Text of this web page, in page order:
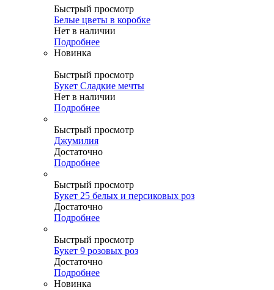
Быстрый просмотр
Белые цветы в коробке
Нет в наличии
Подробнее
Новинка
Быстрый просмотр
Букет Сладкие мечты
Нет в наличии
Подробнее
Быстрый просмотр
Джумилия
Достаточно
Подробнее
Быстрый просмотр
Букет 25 белых и персиковых роз
Достаточно
Подробнее
Быстрый просмотр
Букет 9 розовых роз
Достаточно
Подробнее
Новинка